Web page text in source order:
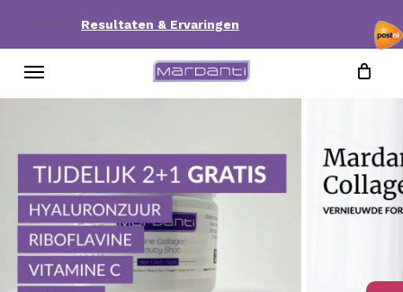
main
⭐⭐⭐⭐⭐ Resultaten & Ervaringen